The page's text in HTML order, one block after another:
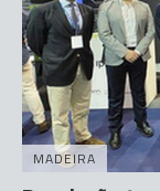
MADEIRA